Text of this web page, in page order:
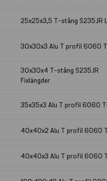
25x25x3,5 T-stång S235JR
30x30x3 Alu T profil 6060
30x30x4 T-stång S235JR
Fixlängder
35x35x3 Alu T profil 6060
40x40x2 Alu T profil 6060
40x40x3 Alu T profil 6060